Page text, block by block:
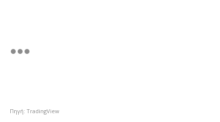
Πηγή: TradingView